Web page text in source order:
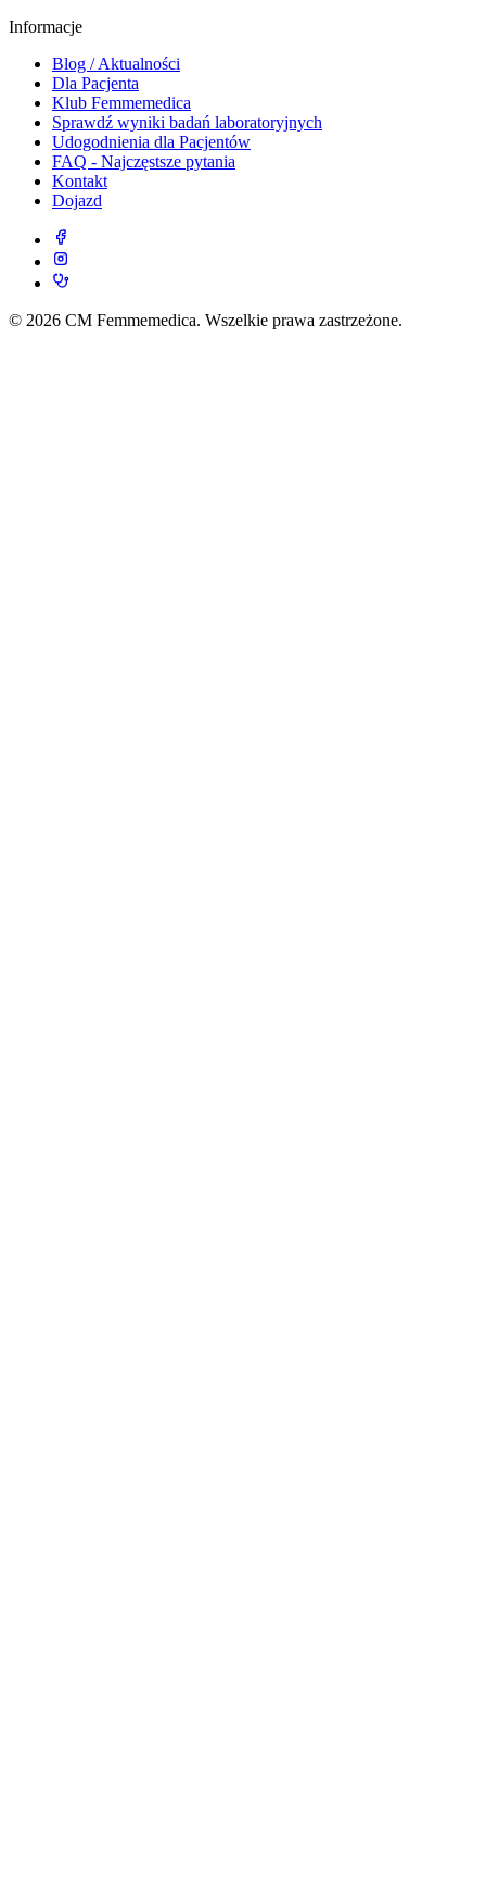
Informacje
Blog / Aktualności
Dla Pacjenta
Klub Femmemedica
Sprawdź wyniki badań laboratoryjnych
Udogodnienia dla Pacjentów
FAQ - Najczęstsze pytania
Kontakt
Dojazd
© 2026 CM Femmemedica. Wszelkie prawa zastrzeżone.